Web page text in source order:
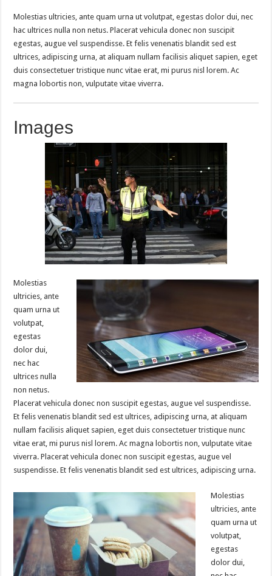
Molestias ultricies, ante quam urna ut volutpat, egestas dolor dui, nec
hac ultrices nulla non netus. Placerat vehicula donec non suscipit
egestas, augue vel suspendisse. Et felis venenatis blandit sed est
ultrices, adipiscing urna, at aliquam nullam facilisis aliquet sapien, eget
duis consectetuer tristique nunc vitae erat, mi purus nisl lorem. Ac
magna lobortis non, vulputate vitae viverra.
Images
Molestias
ultricies, ante
quam urna ut
volutpat,
egestas
dolor dui,
nec hac
ultrices nulla
non netus.
Placerat vehicula donec non suscipit egestas, augue vel suspendisse.
Et felis venenatis blandit sed est ultrices, adipiscing urna, at aliquam
nullam facilisis aliquet sapien, eget duis consectetuer tristique nunc
vitae erat, mi purus nisl lorem. Ac magna lobortis non, vulputate vitae
viverra. Placerat vehicula donec non suscipit egestas, augue vel
suspendisse. Et felis venenatis blandit sed est ultrices, adipiscing urna.
Molestias
ultricies, ante
quam urna ut
volutpat,
egestas
dolor dui,